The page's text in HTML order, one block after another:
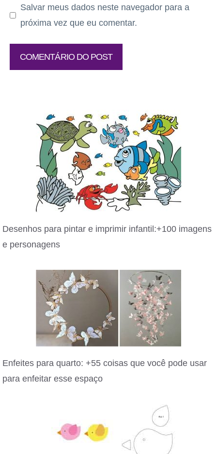
Salvar meus dados neste navegador para a
próxima vez que eu comentar.
Desenhos para pintar e imprimir infantil:+100 imagens
e personagens
Enfeites para quarto: +55 coisas que você pode usar
para enfeitar esse espaço